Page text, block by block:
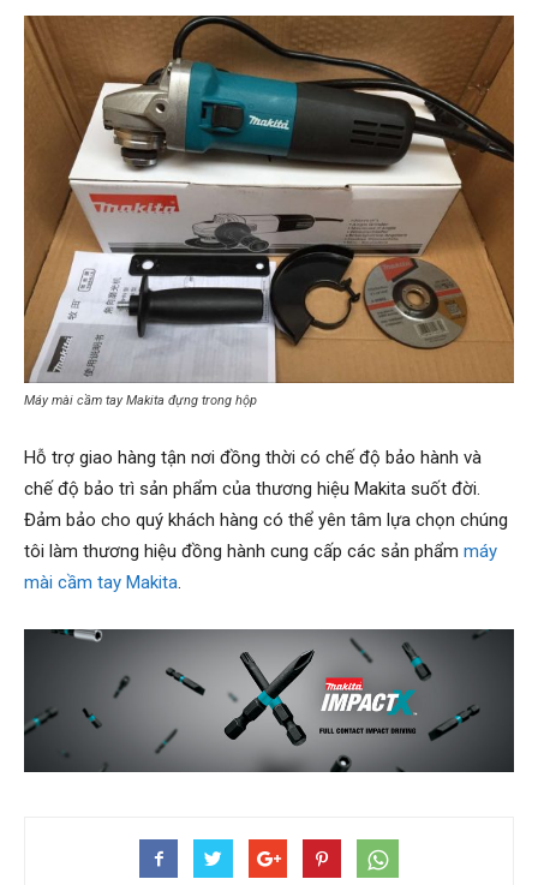
Máy mài cầm tay Makita đựng trong hộp
Hỗ trợ giao hàng tận nơi đồng thời có chế độ bảo hành và
chế độ bảo trì sản phẩm của thương hiệu Makita suốt đời.
Đảm bảo cho quý khách hàng có thể yên tâm lựa chọn chúng
tôi làm thương hiệu đồng hành cung cấp các sản phẩm máy
mài cầm tay Makita.